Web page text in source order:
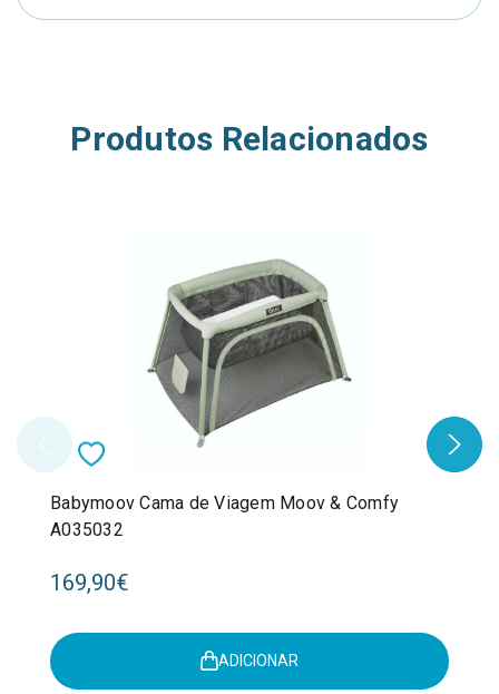
Produtos Relacionados
Babymoov Cama de Viagem Moov & Comfy
A035032
169,90€
ADICIONAR